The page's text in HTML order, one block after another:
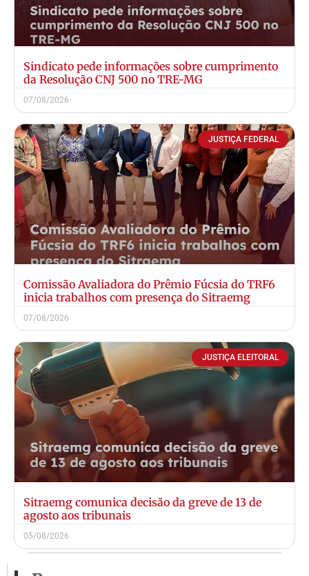
Sindicato pede informações sobre cumprimento
da Resolução CNJ 500 no TRE-MG
07/08/2026
JUSTIÇA FEDERAL
Comissão Avaliadora do Prêmio Fúcsia do TRF6
inicia trabalhos com presença do Sitraemg
07/08/2026
JUSTIÇA ELEITORAL
Sitraemg comunica decisão da greve de 13 de
agosto aos tribunais
05/08/2026